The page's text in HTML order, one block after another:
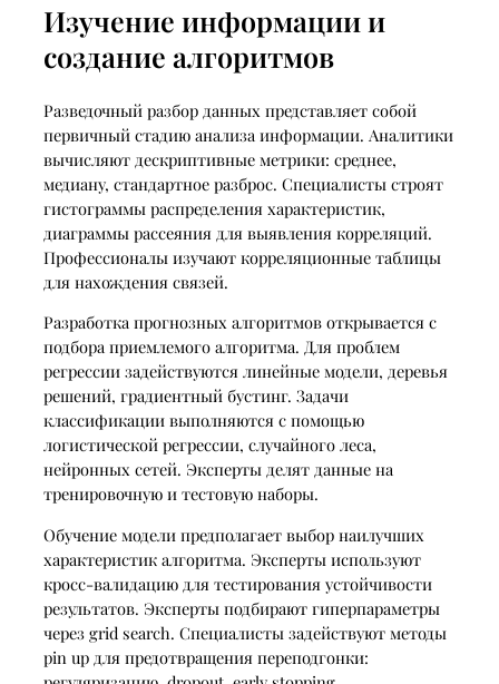
Изучение информации и
создание алгоритмов
Разведочный разбор данных представляет собой
первичный стадию анализа информации. Аналитики
вычисляют дескриптивные метрики: среднее,
медиану, стандартное разброс. Специалисты строят
гистограммы распределения характеристик,
диаграммы рассеяния для выявления корреляций.
Профессионалы изучают корреляционные таблицы
для нахождения связей.
Разработка прогнозных алгоритмов открывается с
подбора приемлемого алгоритма. Для проблем
регрессии задействуются линейные модели, деревья
решений, градиентный бустинг. Задачи
классификации выполняются с помощью
логистической регрессии, случайного леса,
нейронных сетей. Эксперты делят данные на
тренировочную и тестовую наборы.
Обучение модели предполагает выбор наилучших
характеристик алгоритма. Эксперты используют
кросс-валидацию для тестирования устойчивости
результатов. Эксперты подбирают гиперпараметры
через grid search. Специалисты задействуют методы
pin up для предотвращения переподгонки: